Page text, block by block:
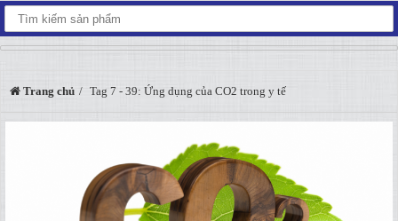
Trang chủ Tag 7 - 39: Ứng dụng của CO2 trong y tế